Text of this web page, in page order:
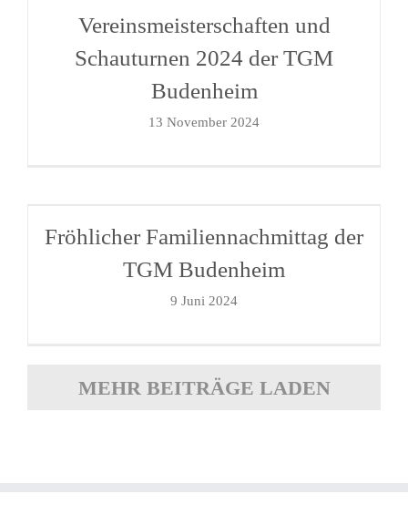
Vereinsmeisterschaften und
Schauturnen 2024 der TGM
Budenheim
13 November 2024
Fröhlicher Familiennachmittag der
TGM Budenheim
9 Juni 2024
MEHR BEITRÄGE LADEN